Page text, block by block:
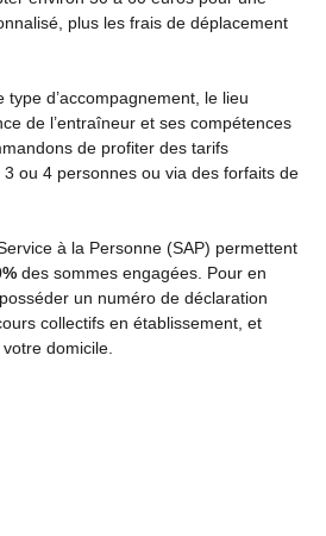
plus les frais de déplacement
d’accompagnement, le lieu
de l’entraîneur et ses compétences
de profiter des tarifs
ou 4 personnes ou via des forfaits de
à la Personne (SAP) permettent
des sommes engagées. Pour en
un numéro de déclaration
collectifs en établissement, et
domicile.